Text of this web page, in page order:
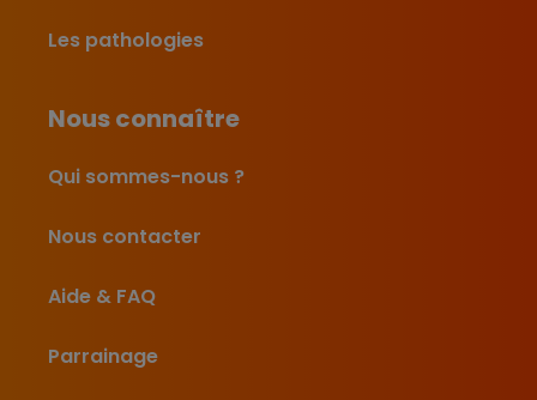
Les pathologies
Nous connaître
Qui sommes-nous ?
Nous contacter
Aide & FAQ
Parrainage